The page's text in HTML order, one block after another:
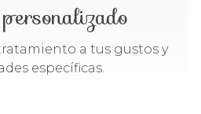
a tus gustos y
específicas.